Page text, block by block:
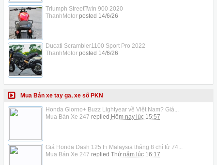
Triumph StreetTwin 900 2020
ThanhMotorposted 14/6/26
Ducati Scrambler1100 Sport Pro 2022
ThanhMotorposted 14/6/26
Mua Bán xe tay ga, xe số PKN
Honda Giorno+ Buzz Lightyear về Việt Nam? Giá...
Mua Bán Xe 247 replied Hôm nay lúc 15:57
Giá Honda Dash 125 Fi Malaysia tháng 8 chỉ từ 74...
Mua Bán Xe 247 replied Thứ năm lúc 16:17